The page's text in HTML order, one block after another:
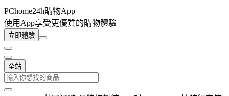
PChome24h購物App
使用App享受更優質的購物體驗
立即體驗
全站